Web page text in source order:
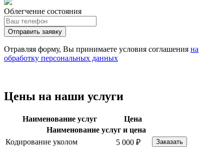
Облегчение состояния
Отправить заявку
Отравляя форму, Вы принимаете условия соглашения на
обработку персональных данных
Цены на наши услуги
Наименование услуг
Цена
Наименование услуг и цена
Кодирование уколом
5 000 ₽ Заказать